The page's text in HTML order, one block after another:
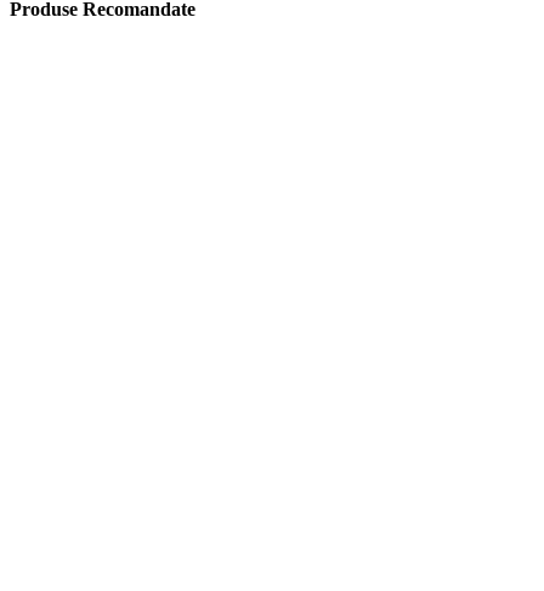
Produse Recomandate